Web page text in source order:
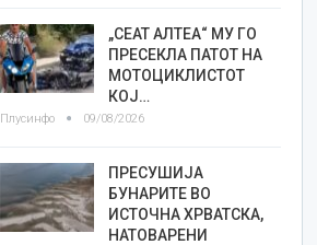
„СЕАТ АЛТЕА“ МУ ГО
ПРЕСЕКЛА ПАТОТ НА
МОТОЦИКЛИСТОТ
КОЈ…
Плусинфо 09/08/2026
ПРЕСУШИЈА
БУНАРИТЕ ВО
ИСТОЧНА ХРВАТСКА,
НАТОВАРЕНИ